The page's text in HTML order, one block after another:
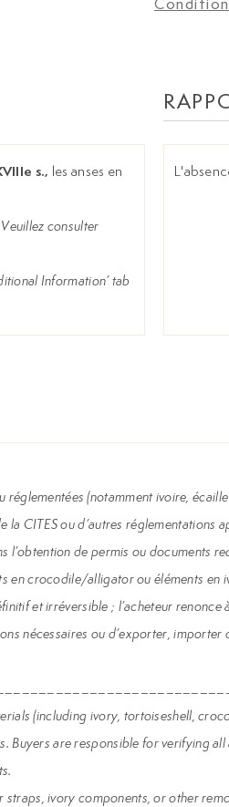
s., les anses en
consulter
Information’ tab
(notamment ivoire,
CITES ou d’autres
l’obtention de permis ou documents
crocodile/alligator ou éléments
et irréversible ; l’acheteur
nécessaires ou d’exporter,
(including ivory, tortoiseshell,
Buyers are responsible for verifying
ivory components, or other